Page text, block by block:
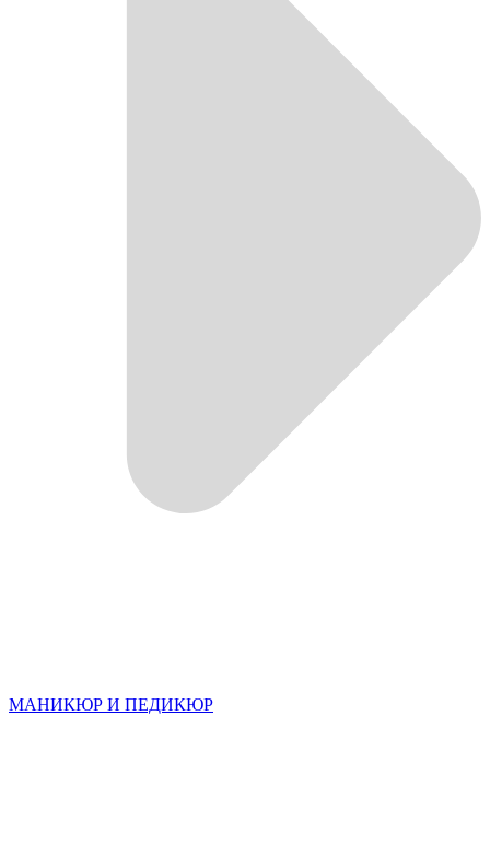
МАНИКЮР И ПЕДИКЮР